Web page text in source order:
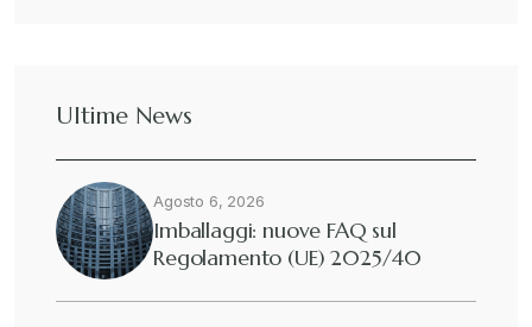
Ultime News
Agosto 6, 2026
Imballaggi: nuove FAQ sul
Regolamento (UE) 2025/40